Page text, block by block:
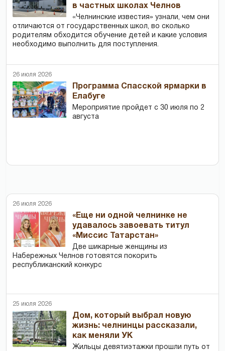
в частных школах Челнов
«Челнинские известия» узнали, чем они
отличаются от государственных школ, во сколько
родителям обходится обучение детей и какие условия
необходимо выполнить для поступления.
26 июля 2026
Программа Спасской ярмарки в
Елабуге
Мероприятие пройдет с 30 июля по 2
августа
26 июля 2026
«Еще ни одной челнинке не
удавалось завоевать титул
«Миссис Татарстан»
Две шикарные женщины из
Набережных Челнов готовятся покорить
республиканский конкурс
25 июля 2026
Дом, который выбрал новую
жизнь: челнинцы рассказали,
как меняли УК
Жильцы девятиэтажки прошли путь от